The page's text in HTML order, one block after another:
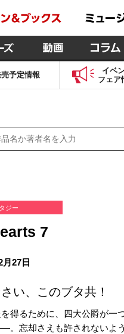
予定情報
イベ
フェア
ジー
7
27日
い、このブタ共！
を得るために、四大公爵が
忘却さえも許されないよ